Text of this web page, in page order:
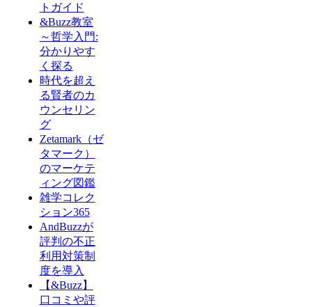
トガイド
&Buzz教室
～哲学入門:
分かりやす
く探る
時代を超え
る賢者のカ
ウンセリン
グ
Zetamark（ゼ
タマーク）
のマーケテ
ィング図鑑
雑学コレク
ション365
AndBuzzが
評判の不正
利用対策制
度を導入
【&Buzz】
口コミや評